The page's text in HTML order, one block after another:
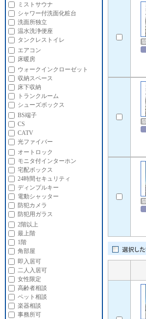
ミストサウナ
シャワー付洗面化粧台
洗面所独立
温水洗浄便座
タンクレストイレ
エアコン
床暖房
ウォークインクローゼット
収納スペース
床下収納
トランクルーム
シューズボックス
BS端子
CS
CATV
光ファイバー
オートロック
モニタ付インターホン
宅配ボックス
24時間セキュリティ
ディンプルキー
電動シャッター
防犯カメラ
防犯用ガラス
2階以上
最上階
1階
角部屋
即入居可
二人入居可
女性限定
高齢者相談
ペット相談
楽器相談
事務所可